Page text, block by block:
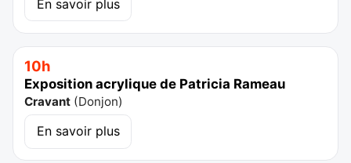
En savoir plus
10h
Exposition acrylique de Patricia Rameau
Cravant (Donjon)
En savoir plus